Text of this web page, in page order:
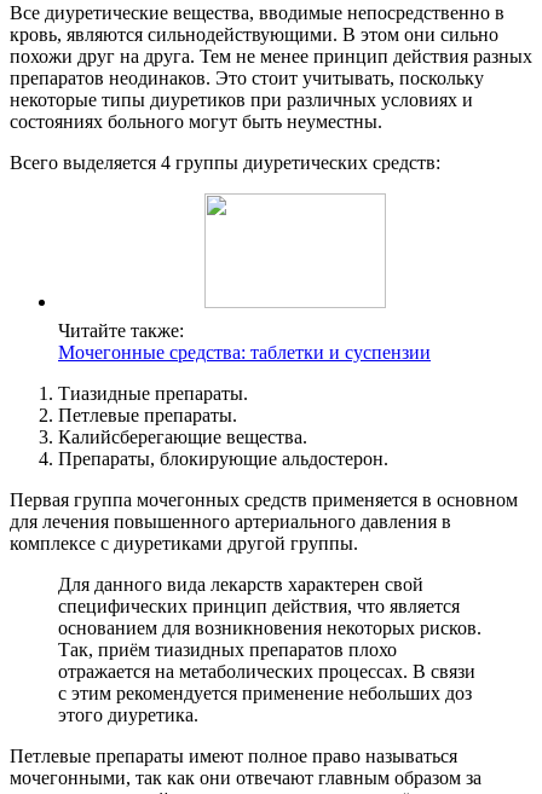
Все диуретические вещества, вводимые непосредственно в
кровь, являются сильнодействующими. В этом они сильно
похожи друг на друга. Тем не менее принцип действия разных
препаратов неодинаков. Это стоит учитывать, поскольку
некоторые типы диуретиков при различных условиях и
состояниях больного могут быть неуместны.
Всего выделяется 4 группы диуретических средств:
Читайте также:
Мочегонные средства: таблетки и суспензии
Тиазидные препараты.
Петлевые препараты.
Калийсберегающие вещества.
Препараты, блокирующие альдостерон.
Первая группа мочегонных средств применяется в основном
для лечения повышенного артериального давления в
комплексе с диуретиками другой группы.
Для данного вида лекарств характерен свой
специфических принцип действия, что является
основанием для возникновения некоторых рисков.
Так, приём тиазидных препаратов плохо
отражается на метаболических процессах. В связи
с этим рекомендуется применение небольших доз
этого диуретика.
Петлевые препараты имеют полное право называться
мочегонными, так как они отвечают главным образом за